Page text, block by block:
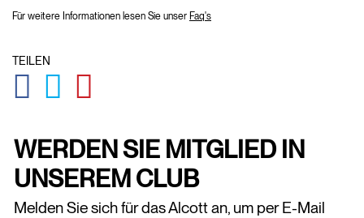
Für weitere Informationen lesen Sie unser Faq's
TEILEN
GLOBAL.SOCIALSHARE.FACEBOOK
GLOBAL.SOCIALSHARE.TWITTER
WERDEN SIE MITGLIED IN
UNSEREM CLUB
Melden Sie sich für das Alcott an, um per E-Mail